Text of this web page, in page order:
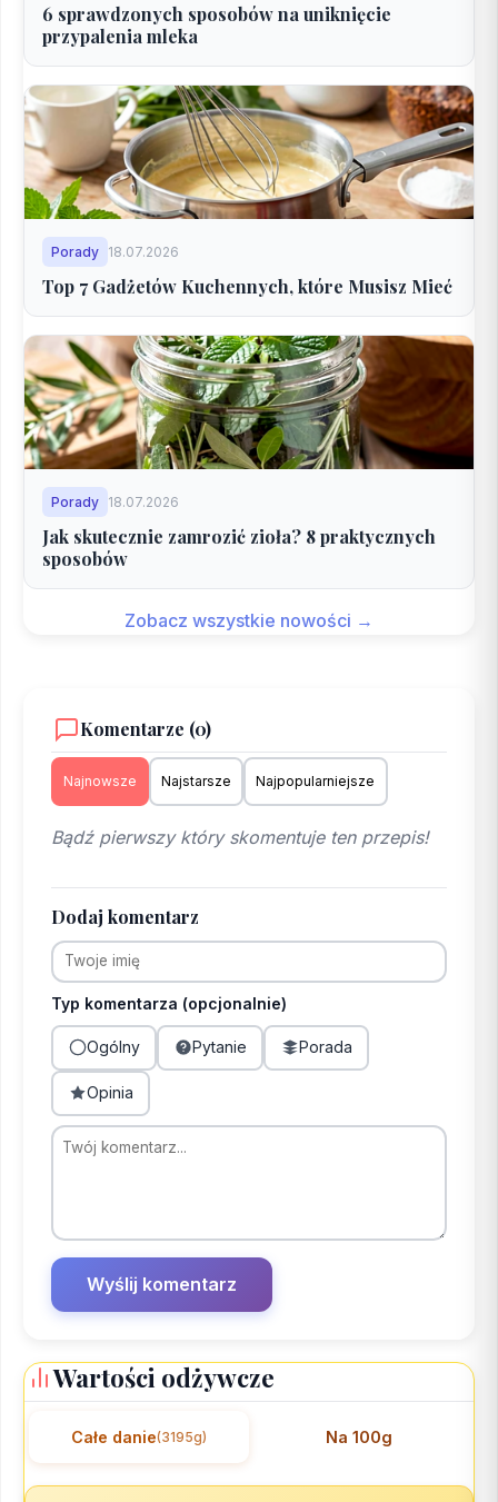
6 sprawdzonych sposobów na uniknięcie
przypalenia mleka
Porady 18.07.2026
Top 7 Gadżetów Kuchennych, które Musisz Mieć
Porady 18.07.2026
Jak skutecznie zamrozić zioła? 8 praktycznych
sposobów
Zobacz wszystkie nowości →
Komentarze (0)
Najnowsze Najstarsze Najpopularniejsze
Bądź pierwszy który skomentuje ten przepis!
Dodaj komentarz
Typ komentarza (opcjonalnie)
Ogólny Pytanie Porada
Opinia
Wartości odżywcze
Całe danie(3195g) Na 100g